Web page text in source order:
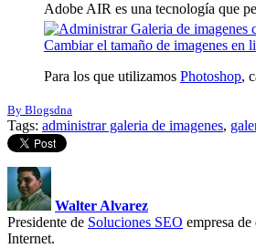
Adobe AIR es una tecnología que
Cambiar el tamaño de imagenes en
Para los que utilizamos Photoshop,
By Blogsdna
Tags: administrar galeria de imagenes,
Walter Alvarez
Presidente de Soluciones SEO empresa
Internet.